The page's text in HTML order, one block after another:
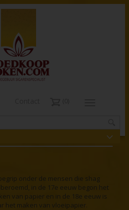
onder de mensen die shag
in de 17e eeuw begon het
van papier en in de 18e eeuw is
het maken van vloeipapier.